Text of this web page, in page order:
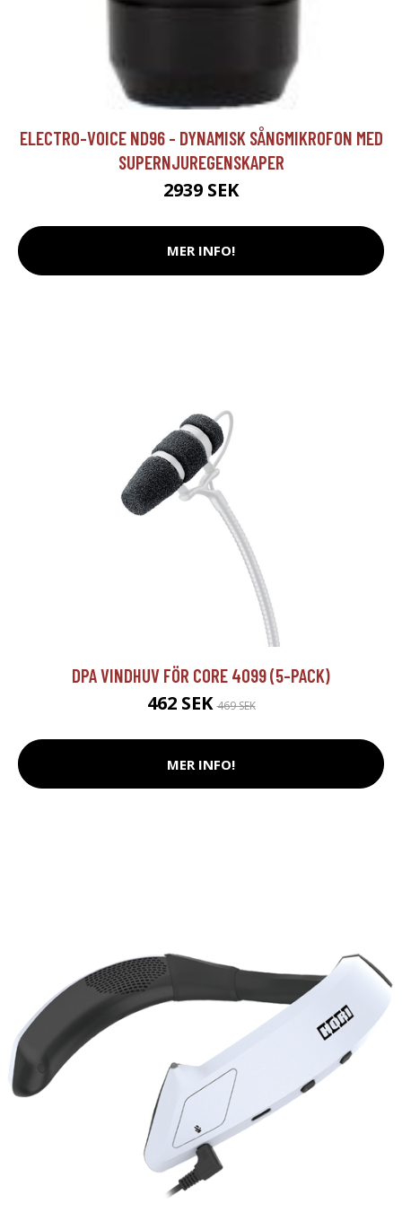
ELECTRO-VOICE ND96 - DYNAMISK SÅNGMIKROFON MED
SUPERNJUREGENSKAPER
2939 SEK
MER INFO!
DPA VINDHUV FÖR CORE 4099 (5-PACK)
462 SEK469 SEK
MER INFO!